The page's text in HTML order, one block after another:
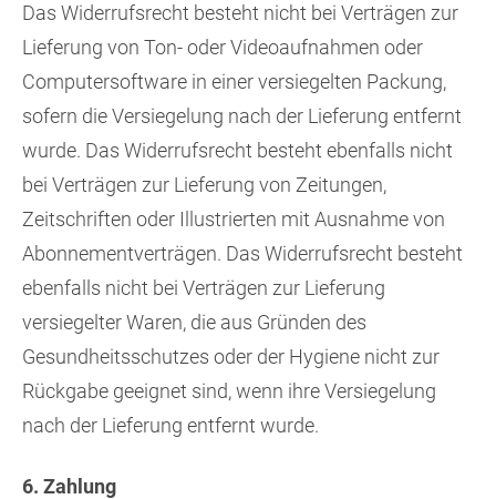
Das Widerrufsrecht besteht nicht bei Verträgen zur
Lieferung von Ton- oder Videoaufnahmen oder
Computersoftware in einer versiegelten Packung,
sofern die Versiegelung nach der Lieferung entfernt
wurde. Das Widerrufsrecht besteht ebenfalls nicht
bei Verträgen zur Lieferung von Zeitungen,
Zeitschriften oder Illustrierten mit Ausnahme von
Abonnementverträgen. Das Widerrufsrecht besteht
ebenfalls nicht bei Verträgen zur Lieferung
versiegelter Waren, die aus Gründen des
Gesundheitsschutzes oder der Hygiene nicht zur
Rückgabe geeignet sind, wenn ihre Versiegelung
nach der Lieferung entfernt wurde.
6. Zahlung